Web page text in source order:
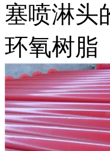
塞喷淋头
环氧树脂